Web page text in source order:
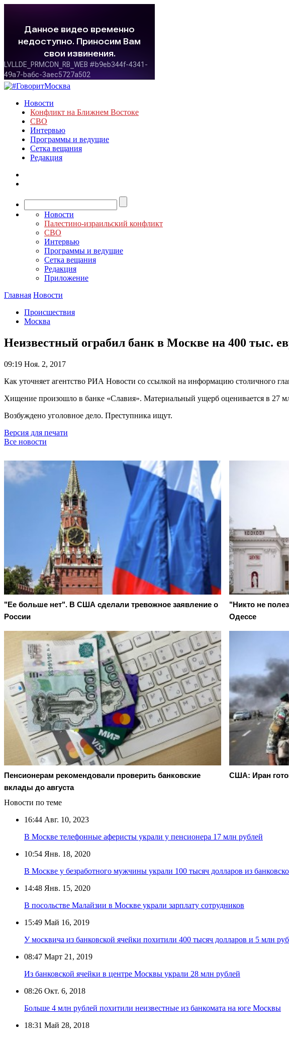
Новости
Конфликт на Ближнем Востоке
СВО
Интервью
Программы и ведущие
Сетка вещания
Редакция
Новости
Палестино-израильский конфликт
СВО
Интервью
Программы и ведущие
Сетка вещания
Редакция
Приложение
Главная Новости
Происшествия
Москва
Неизвестный ограбил банк в Москве на 400 тыс.
09:19 Ноя. 2, 2017
Как уточняет агентство РИА Новости со ссылкой на информацию столичного
Хищение произошло в банке «Славия». Материальный ущерб оценивается в 27
Возбуждено уголовное дело. Преступника ищут.
Версия для печати
Все новости
"Ее больше нет". В США сделали тревожное заявление о
России
"Никто не
Одессе
Пенсионерам рекомендовали проверить банковские
вклады до августа
США: Иран
Новости по теме
16:44 Авг. 10, 2023
В Москве телефонные аферисты украли у пенсионера 17 млн рублей
10:54 Янв. 18, 2020
В Москве у безработного мужчины украли 100 тысяч долларов из
14:48 Янв. 15, 2020
В посольстве Малайзии в Москве украли зарплату сотрудников
15:49 Май 16, 2019
У москвича из банковской ячейки похитили 400 тысяч долларов и 5 млн
08:47 Март 21, 2019
Из банковской ячейки в центре Москвы украли 28 млн рублей
08:26 Окт. 6, 2018
Больше 4 млн рублей похитили неизвестные из банкомата на юге Москвы
18:31 Май 28, 2018